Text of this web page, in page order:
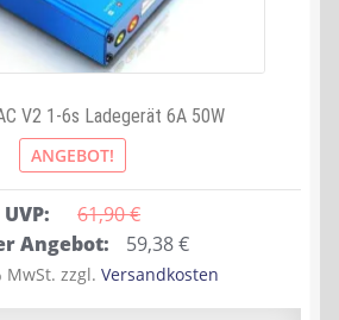
V2 1-6s Ladegerät 6A 50W
ANGEBOT!
UVP: 61,90 €
Angebot: 59,38€Aktueller
Preis
ist:
MwSt. zzgl. Versandkosten